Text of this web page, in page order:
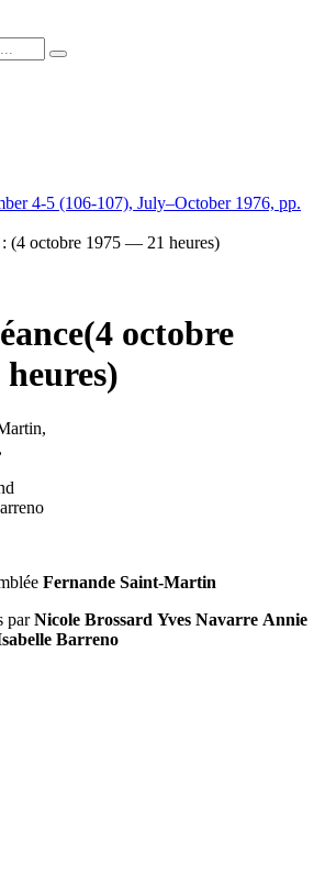
4-5 (106-107), July–October 1976, pp.
: (4 octobre 1975 — 21 heures)
(4 octobre
,
,
Fernande Saint-Martin
par Nicole Brossard Yves Navarre Annie
Barreno